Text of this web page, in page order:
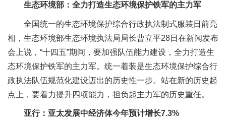
生态环境部：全力打造生态环境保护铁军的主力军
全国统一的生态环境保护综合行政执法制式服装日前亮
相，生态环境部生态环境执法局局长曹立平28日在新闻发布
会上说，“十四五”期间，要加强队伍能力建设，全力打造生
态环境保护铁军的主力军。统一着装是生态环境保护综合行
政执法队伍规范化建设迈出的历史性一步。站在新的历史起
点上，要着力提升四项能力，担负起主力军的历史重任。
亚行：亚太发展中经济体今年预计增长7.3%